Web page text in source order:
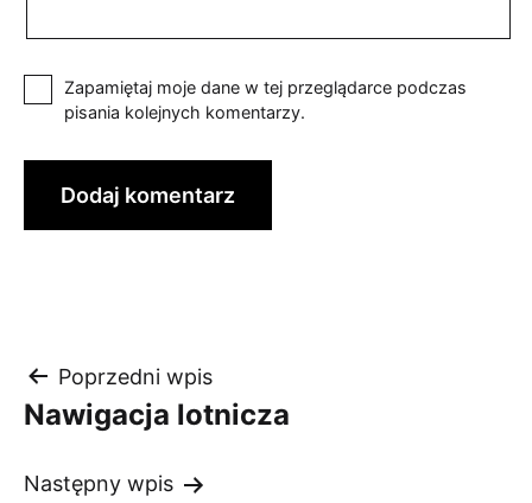
Zapamiętaj moje dane w tej przeglądarce podczas
pisania kolejnych komentarzy.
Nawigacja
wpisu
Poprzedni wpis
Nawigacja lotnicza
Następny wpis